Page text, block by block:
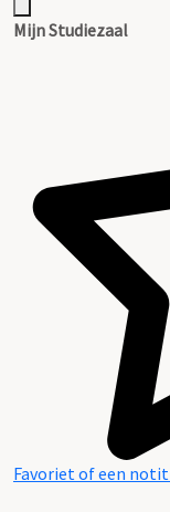
Mijn Studiezaal
Favoriet of een